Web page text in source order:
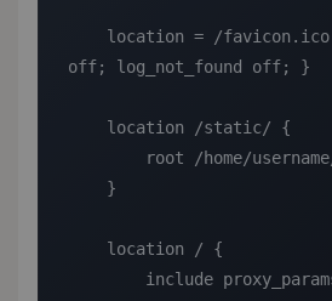
off; log_not_found off; }